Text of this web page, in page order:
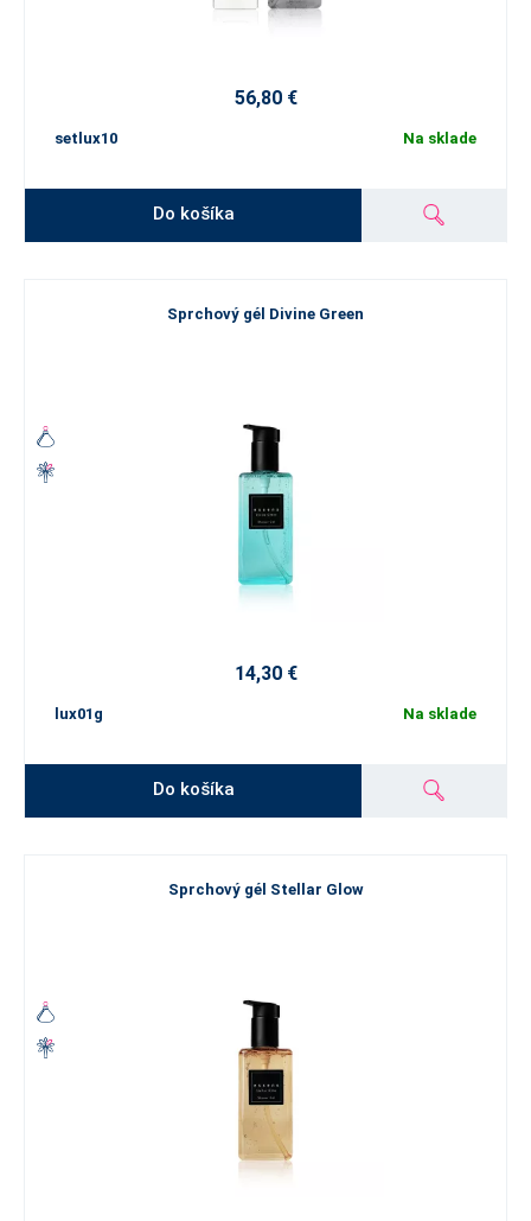
56,80 €
setlux10 Na sklade
Do košíka
Sprchový gél Divine Green
14,30 €
lux01g Na sklade
Do košíka
Sprchový gél Stellar Glow